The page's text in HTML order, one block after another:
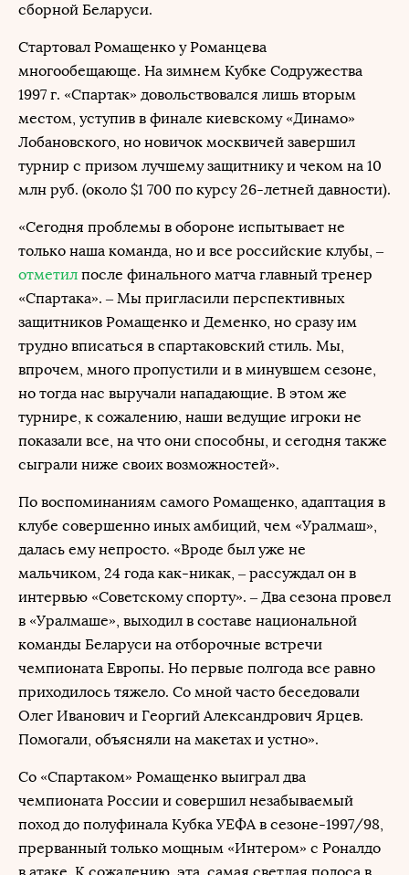
сборной Беларуси.
Стартовал Ромащенко у Романцева
многообещающе. На зимнем Кубке Содружества
1997 г. «Спартак» довольствовался лишь вторым
местом, уступив в финале киевскому «Динамо»
Лобановского, но новичок москвичей завершил
турнир с призом лучшему защитнику и чеком на 10
млн руб. (около $1 700 по курсу 26-летней давности).
«Сегодня проблемы в обороне испытывает не
только наша команда, но и все российские клубы, –
отметил после финального матча главный тренер
«Спартака». – Мы пригласили перспективных
защитников Ромащенко и Деменко, но сразу им
трудно вписаться в спартаковский стиль. Мы,
впрочем, много пропустили и в минувшем сезоне,
но тогда нас выручали нападающие. В этом же
турнире, к сожалению, наши ведущие игроки не
показали все, на что они способны, и сегодня также
сыграли ниже своих возможностей».
По воспоминаниям самого Ромащенко, адаптация в
клубе совершенно иных амбиций, чем «Уралмаш»,
далась ему непросто. «Вроде был уже не
мальчиком, 24 года как-никак, – рассуждал он в
интервью «Советскому спорту». – Два сезона провел
в «Уралмаше», выходил в составе национальной
команды Беларуси на отборочные встречи
чемпионата Европы. Но первые полгода все равно
приходилось тяжело. Со мной часто беседовали
Олег Иванович и Георгий Александрович Ярцев.
Помогали, объясняли на макетах и устно».
Со «Спартаком» Ромащенко выиграл два
чемпионата России и совершил незабываемый
поход до полуфинала Кубка УЕФА в сезоне-1997/98,
прерванный только мощным «Интером» с Роналдо